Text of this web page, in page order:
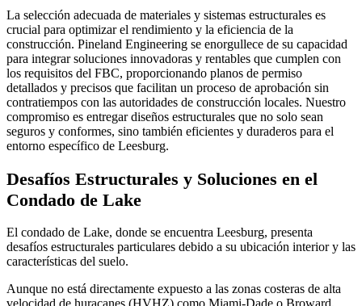
La selección adecuada de materiales y sistemas estructurales es
crucial para optimizar el rendimiento y la eficiencia de la
construcción. Pineland Engineering se enorgullece de su capacidad
para integrar soluciones innovadoras y rentables que cumplen con
los requisitos del FBC, proporcionando planos de permiso
detallados y precisos que facilitan un proceso de aprobación sin
contratiempos con las autoridades de construcción locales. Nuestro
compromiso es entregar diseños estructurales que no solo sean
seguros y conformes, sino también eficientes y duraderos para el
entorno específico de Leesburg.
Desafíos Estructurales y Soluciones en el
Condado de Lake
El condado de Lake, donde se encuentra Leesburg, presenta
desafíos estructurales particulares debido a su ubicación interior y las
características del suelo.
Aunque no está directamente expuesto a las zonas costeras de alta